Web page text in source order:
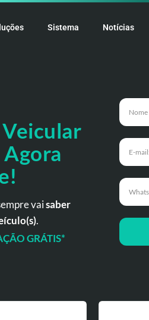
Sistema Notícias
Veicular
vaisaber
.
GRÁTIS*